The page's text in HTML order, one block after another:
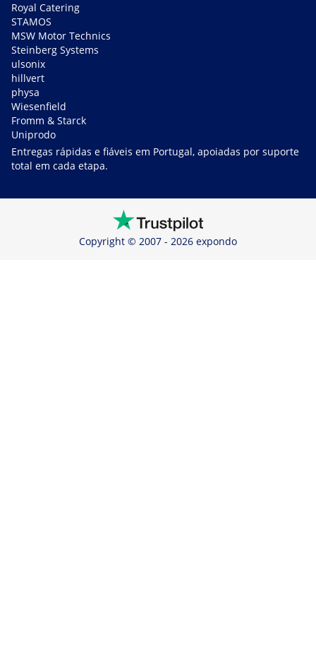
Royal Catering
STAMOS
MSW Motor Technics
Steinberg Systems
ulsonix
hillvert
physa
Wiesenfield
Fromm & Starck
Uniprodo
Entregas rápidas e fiáveis em Portugal, apoiadas por suporte
total em cada etapa.
Copyright © 2007 - 2026 expondo